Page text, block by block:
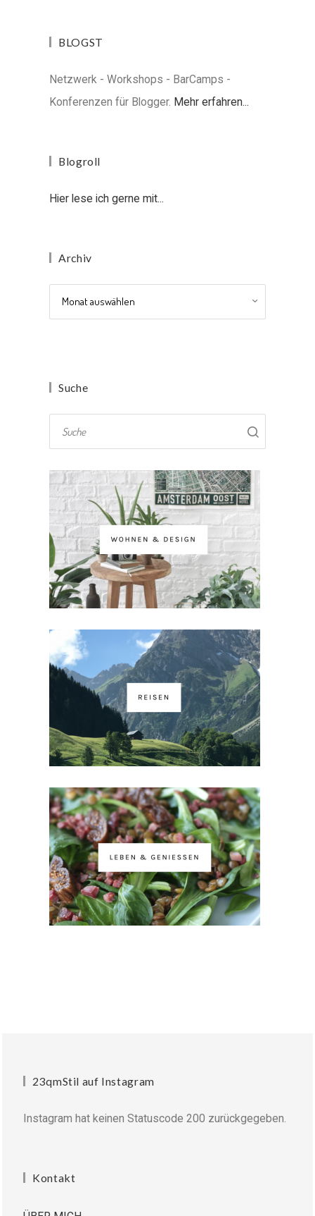
BLOGST
Netzwerk - Workshops - BarCamps -
Konferenzen für Blogger. Mehr erfahren...
Blogroll
Hier lese ich gerne mit...
Archiv
Suche
23qmStil auf Instagram
Instagram hat keinen Statuscode 200 zurückgegeben.
Kontakt